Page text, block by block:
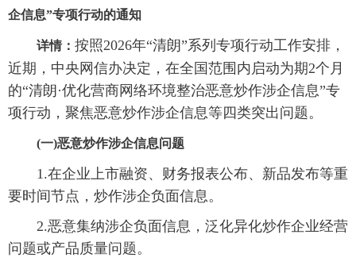
企信息”专项行动的通知
详情： 按照2026年“清朗”系列专项行动工作安排，
近期，中央网信办决定，在全国范围内启动为期2个月
的“清朗·优化营商网络环境整治恶意炒作涉企信息”专
项行动，聚焦恶意炒作涉企信息等四类突出问题。
(一)恶意炒作涉企信息问题
1.在企业上市融资、财务报表公布、新品发布等重
要时间节点，炒作涉企负面信息。
2.恶意集纳涉企负面信息，泛化异化炒作企业经营
问题或产品质量问题。